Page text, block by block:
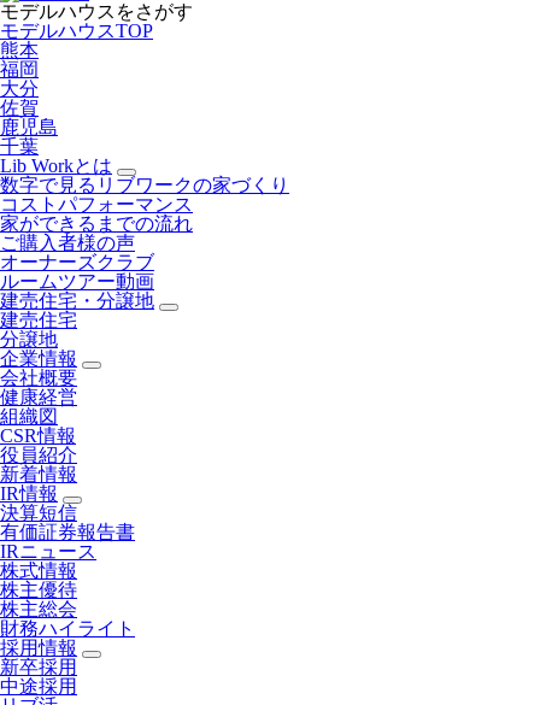
モデルハウスをさがす
モデルハウスTOP
熊本
福岡
大分
佐賀
鹿児島
千葉
Lib Workとは
数字で見るリブワークの家づくり
コストパフォーマンス
家ができるまでの流れ
ご購入者様の声
オーナーズクラブ
ルームツアー動画
建売住宅・分譲地
建売住宅
分譲地
企業情報
会社概要
健康経営
組織図
CSR情報
役員紹介
新着情報
IR情報
決算短信
有価証券報告書
IRニュース
株式情報
株主優待
株主総会
財務ハイライト
採用情報
新卒採用
中途採用